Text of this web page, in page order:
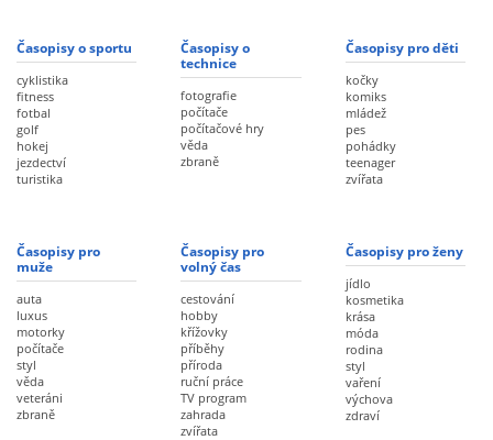
Časopisy o sportu
cyklistika
fitness
fotbal
golf
hokej
jezdectví
turistika
Časopisy o
technice
fotografie
počítače
počítačové hry
věda
zbraně
Časopisy pro děti
kočky
komiks
mládež
pes
pohádky
teenager
zvířata
Časopisy pro
muže
auta
luxus
motorky
počítače
styl
věda
veteráni
zbraně
Časopisy pro
volný čas
cestování
hobby
křížovky
příběhy
příroda
ruční práce
TV program
zahrada
zvířata
Časopisy pro ženy
jídlo
kosmetika
krása
móda
rodina
styl
vaření
výchova
zdraví